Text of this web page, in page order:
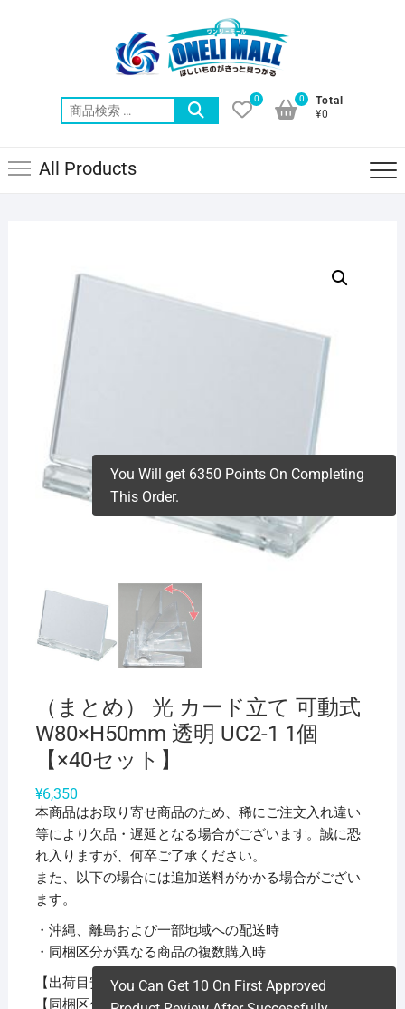
索
0
Total
¥0
0
All Products
（まとめ） 光 カード立て 可動式
W80×H50mm 透明 UC2-1 1個
【×40セット】
¥6,350
本商品はお取り寄せ商品のため、稀にご注文入れ違い
等により欠品・遅延となる場合がございます。誠に恐
れ入りますが、何卒ご了承ください。
また、以下の場合には追加送料がかかる場合がござい
ます。
・沖縄、離島および一部地域への配送時
・同梱区分が異なる商品の複数購入時
【出荷目安】：1 – 5営業日 ※土日・祝除く
【同梱区分】：TS 1
You Will get 6350 Points On Completing
This Order.
You Can Get 10 On First Approved